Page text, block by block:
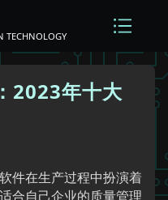
TECHNOLOGY
2023年十大
件在生产过程中扮演着
合自己企业的质量管理